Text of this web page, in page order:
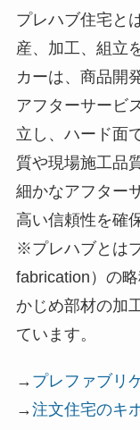
プレハブ住宅と
産、加工、組立
カーは、商品開
アフターサービ
立し、ハード面
質や現場施工品
細かなアフター
高い信頼性を確保
※プレハブとは
fabrication）の
かじめ部材の加
ています。
→ プレファブリ
→注文住宅のキ